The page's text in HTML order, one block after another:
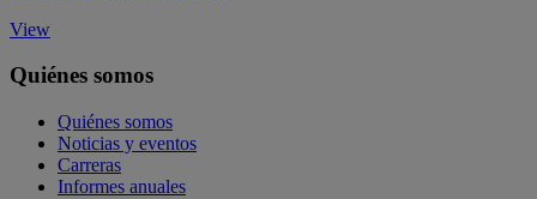
View
Quiénes somos
Quiénes somos
Noticias y eventos
Carreras
Informes anuales